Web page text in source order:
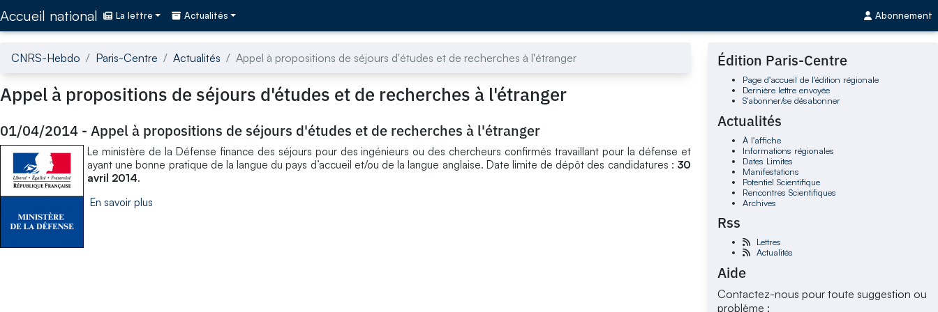
Accueil national La lettre Actualités Abonnement
CNRS-Hebdo Paris-Centre Actualités Appel à propositions de séjours d'études et de recherches à l'étranger
Appel à propositions de séjours d'études et de recherches à l'étranger
01/04/2014 - Appel à propositions de séjours d'études et de recherches à l'étranger
Le ministère de la Défense finance des séjours pour des ingénieurs ou des chercheurs confirmés travaillant pour la défense et
ayant une bonne pratique de la langue du pays d’accueil et/ou de la langue anglaise. Date limite de dépôt des candidatures : 30
avril 2014.
En savoir plus
Édition Paris-Centre
Page d'accueil de l'édition régionale
Dernière lettre envoyée
S'abonner/se désabonner
Actualités
À l'affiche
Informations régionales
Dates Limites
Manifestations
Potentiel Scientifique
Rencontres Scientifiques
Archives
Rss
Lettres
Actualités
Aide
Contactez-nous pour toute suggestion ou
problème :